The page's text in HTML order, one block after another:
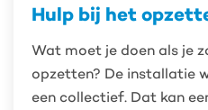
Hulp bij het
Wat moet je doen als je
opzetten? De installatie
een collectief. Dat kan